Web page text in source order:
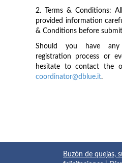
2. Terms & Conditions:
provided information
& Conditions before
Should you have any
registration process or
hesitate to contact the
coordinator@dblue.it.
Buzón de quejas,